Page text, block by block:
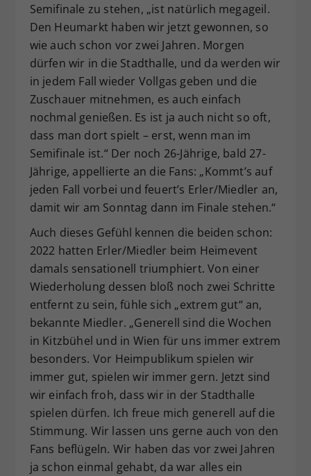
Semifinale zu stehen, „ist natürlich megageil.
Den Heumarkt haben wir jetzt gewonnen, so
wie auch schon vor zwei Jahren. Morgen
dürfen wir in die Stadthalle, und da werden wir
in jedem Fall wieder Vollgas geben und die
Zuschauer mitnehmen, es auch einfach
nochmal genießen. Es ist ja auch nicht so oft,
dass man dort spielt – erst, wenn man im
Semifinale ist.“ Der noch 26-Jährige, bald 27-
Jährige, appellierte an die Fans: „Kommt’s auf
jeden Fall vorbei und feuert’s Erler/Miedler an,
damit wir am Sonntag dann im Finale stehen.“
Auch dieses Gefühl kennen die beiden schon:
2022 hatten Erler/Miedler beim Heimevent
damals sensationell triumphiert. Von einer
Wiederholung dessen bloß noch zwei Schritte
entfernt zu sein, fühle sich „extrem gut“ an,
bekannte Miedler. „Generell sind die Wochen
in Kitzbühel und in Wien für uns immer extrem
besonders. Vor Heimpublikum spielen wir
immer gut, spielen wir immer gern. Jetzt sind
wir einfach froh, dass wir in der Stadthalle
spielen dürfen. Ich freue mich generell auf die
Stimmung. Wir lassen uns gerne auch von den
Fans beflügeln. Wir haben das vor zwei Jahren
ja schon einmal gehabt, da war alles ein